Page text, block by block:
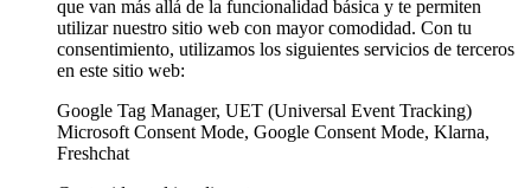
que van más allá de la funcionalidad básica y te permiten
utilizar nuestro sitio web con mayor comodidad. Con tu
consentimiento, utilizamos los siguientes servicios de terceros
en este sitio web:
Google Tag Manager, UET (Universal Event Tracking)
Microsoft Consent Mode, Google Consent Mode, Klarna,
Freshchat